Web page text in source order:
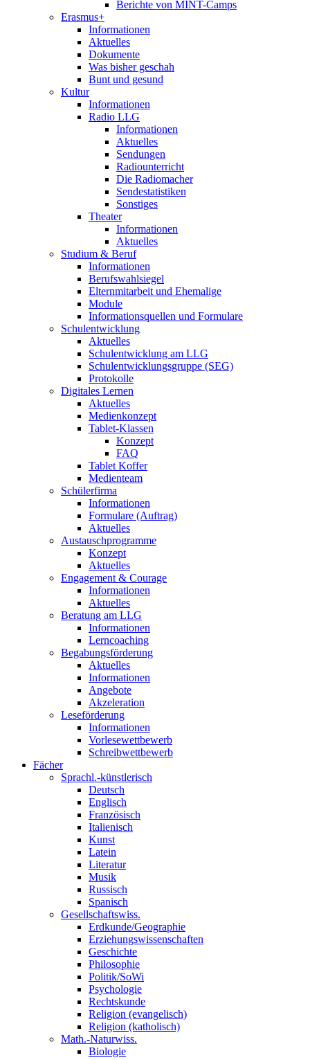
Berichte von MINT-Camps
Erasmus+
Informationen
Aktuelles
Dokumente
Was bisher geschah
Bunt und gesund
Kultur
Informationen
Radio LLG
Informationen
Aktuelles
Sendungen
Radiounterricht
Die Radiomacher
Sendestatistiken
Sonstiges
Theater
Informationen
Aktuelles
Studium & Beruf
Informationen
Berufswahlsiegel
Elternmitarbeit und Ehemalige
Module
Informationsquellen und Formulare
Schulentwicklung
Aktuelles
Schulentwicklung am LLG
Schulentwicklungsgruppe (SEG)
Protokolle
Digitales Lernen
Aktuelles
Medienkonzept
Tablet-Klassen
Konzept
FAQ
Tablet Koffer
Medienteam
Schülerfirma
Informationen
Formulare (Auftrag)
Aktuelles
Austauschprogramme
Konzept
Aktuelles
Engagement & Courage
Informationen
Aktuelles
Beratung am LLG
Informationen
Lerncoaching
Begabungsförderung
Aktuelles
Informationen
Angebote
Akzeleration
Leseförderung
Informationen
Vorlesewettbewerb
Schreibwettbewerb
Fächer
Sprachl.-künstlerisch
Deutsch
Englisch
Französisch
Italienisch
Kunst
Latein
Literatur
Musik
Russisch
Spanisch
Gesellschaftswiss.
Erdkunde/Geographie
Erziehungswissenschaften
Geschichte
Philosophie
Politik/SoWi
Psychologie
Rechtskunde
Religion (evangelisch)
Religion (katholisch)
Math.-Naturwiss.
Biologie